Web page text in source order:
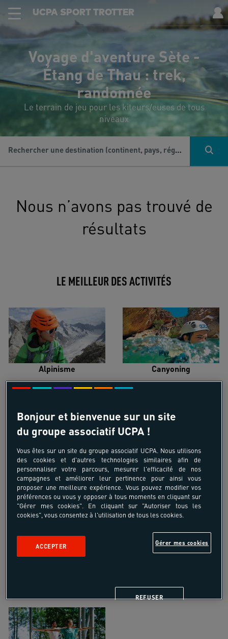
UCPA SPORT TROTTER
Voyage d'aventure Sète -
Étang de Thau : trek,
randonnée
Le terrain de jeu pour les kiteurs/euses de tous
niveaux
Rechercher une destination (continent, pays, région...), une activité...
Nous n’avons pas trouvé de
résultats
LE MEILLEUR DES ACTIVITÉS
Alpinisme Canyoning
Trail Trek-Randonnée pédestre
Vélo de randonnée
Bonjour et bienvenue sur un site
du groupe associatif UCPA !
Vous êtes sur un site du groupe associatif UCPA. Nous utilisons
des cookies et d'autres technologies similaires afin de
personnaliser votre parcours, mesurer l'efficacité de nos
campagnes et améliorer leur pertinence pour ainsi vous
proposer une meilleure expérience. Vous pouvez modifier vos
préférences ou vous y opposer à tous moments en cliquant sur
"Gérer mes cookies". En cliquant sur "Autoriser tous les
cookies", vous consentez à l'utilisation de tous les cookies.
Gérer mes cookies
REFUSER
ACCEPTER